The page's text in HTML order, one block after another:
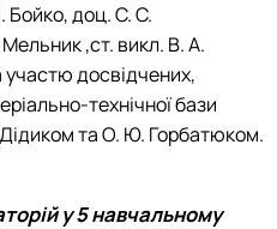
Бойко, доц. С. С.
,ст. викл. В. А.
досвідчених,
технічної бази
та О. Ю. Горбатюком.
у 5 навчальному